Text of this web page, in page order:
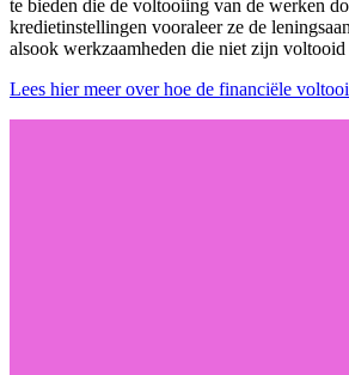
te bieden die de voltooiing van de werken
kredietinstellingen vooraleer ze de
alsook werkzaamheden die niet zijn
Lees hier meer over hoe de financiële